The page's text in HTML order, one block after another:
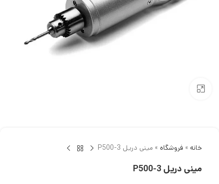
خانه » فروشگاه » مینی دریل P500-3
مینی دریل P500-3